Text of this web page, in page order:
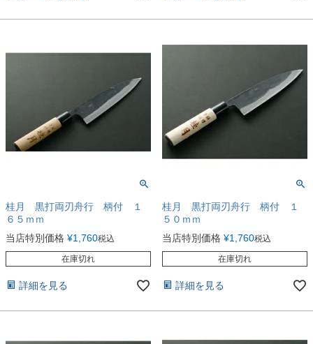
桂月 黒打両刃舟行 柄付 １
６５ｍｍ
当店特別価格 ¥1,760税込
在庫切れ
詳細を見る
桂月 黒打両刃舟行 柄付 １
５０ｍｍ
当店特別価格 ¥1,760税込
在庫切れ
詳細を見る